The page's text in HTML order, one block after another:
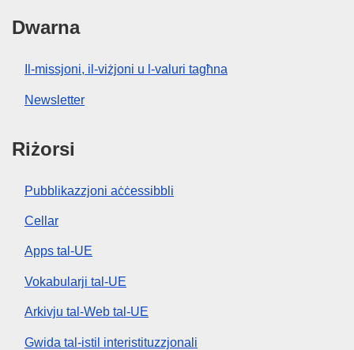
Dwarna
Il-missjoni, il-viżjoni u l-valuri tagħna
Newsletter
Riżorsi
Pubblikazzjoni aċċessibbli
Cellar
Apps tal-UE
Vokabularji tal-UE
Arkivju tal-Web tal-UE
Gwida tal-istil interistituzzjonali